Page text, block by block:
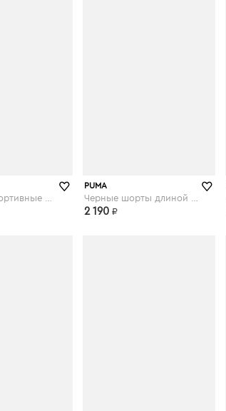
PUMA
2 190 ₽